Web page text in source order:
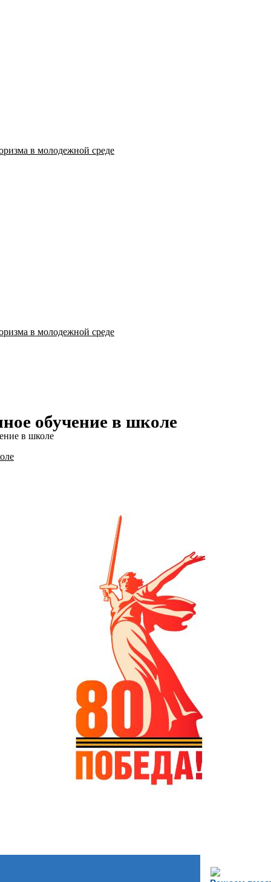
в молодежной среде
в молодежной среде
обучение в школе
в школе